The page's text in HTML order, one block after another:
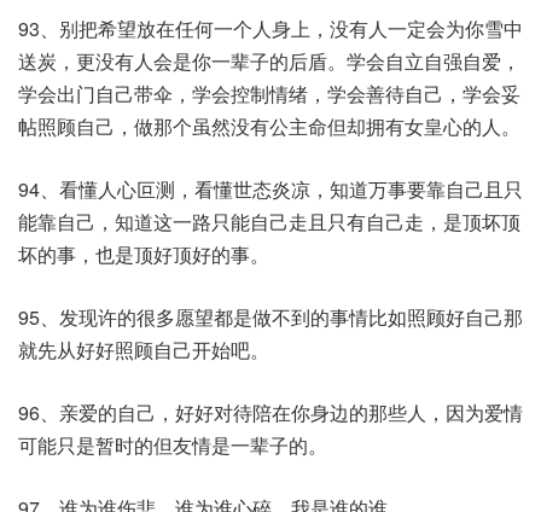
93、别把希望放在任何一个人身上，没有人一定会为你雪中
送炭，更没有人会是你一辈子的后盾。学会自立自强自爱，
学会出门自己带伞，学会控制情绪，学会善待自己，学会妥
帖照顾自己，做那个虽然没有公主命但却拥有女皇心的人。
94、看懂人心叵测，看懂世态炎凉，知道万事要靠自己且只
能靠自己，知道这一路只能自己走且只有自己走，是顶坏顶
坏的事，也是顶好顶好的事。
95、发现许的很多愿望都是做不到的事情比如照顾好自己那
就先从好好照顾自己开始吧。
96、亲爱的自己，好好对待陪在你身边的那些人，因为爱情
可能只是暂时的但友情是一辈子的。